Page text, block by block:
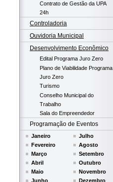
Contrato de Gestão da UPA
24h
Controladoria
Ouvidoria Municipal
Desenvolvimento Econômico
Edital Programa Juro Zero
Plano de Viabilidade Programa
Juro Zero
Turismo
Conselho Municipal do
Trabalho
Sala do Empreendedor
Programação de Eventos
Janeiro
Fevereiro
Março
Abril
Maio
Junho
Julho
Agosto
Setembro
Outubro
Novembro
Dezembro